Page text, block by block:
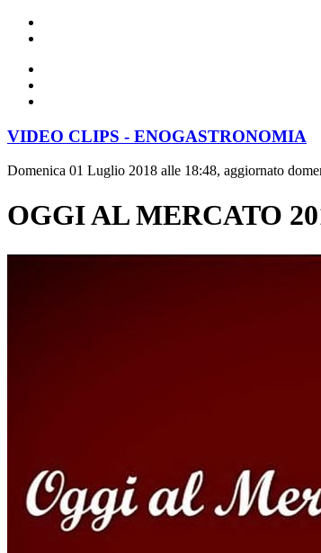
VIDEO CLIPS - ENOGASTRONOMIA
Domenica 01 Luglio 2018 alle 18:48, aggiornato
OGGI AL MERCATO